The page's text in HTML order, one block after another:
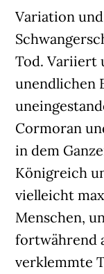
Variation
Tod. Variiert
unendlichen
Cormoran
in dem
Königreich
vielleicht
Menschen,
fortwährend
verklemmte